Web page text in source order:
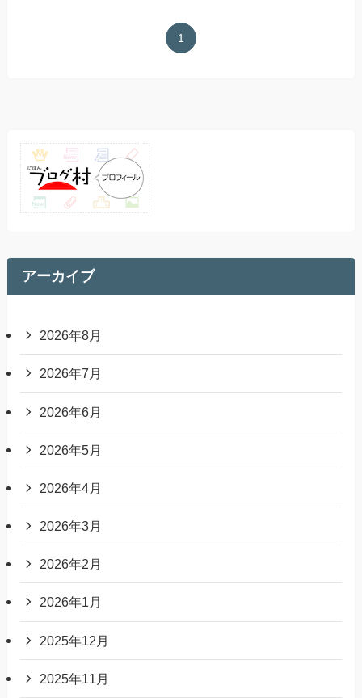
1
アーカイブ
2026年8月
2026年7月
2026年6月
2026年5月
2026年4月
2026年3月
2026年2月
2026年1月
2025年12月
2025年11月